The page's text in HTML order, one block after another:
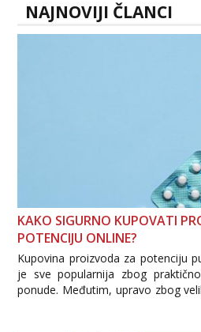
Anđela
Čekam tvoj poziv!
NAJNOVIJI ČLANCI
KAKO SIGURNO KUPOVATI
POTENCIJU ONLINE?
Kupovina proizvoda za potenciju
je sve popularnija zbog
ponude. Međutim, upravo zbog
se pojavljuju i brojni krivotvoreni
internetske trgovine te proizvodi